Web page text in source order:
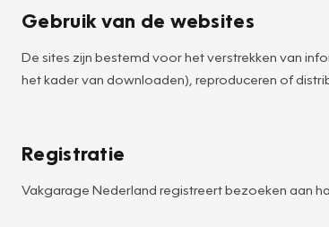
Gebruik van de websites
De sites zijn bestemd voor het verstrekken van
het kader van downloaden), reproduceren of
Registratie
Vakgarage Nederland registreert bezoeken aan